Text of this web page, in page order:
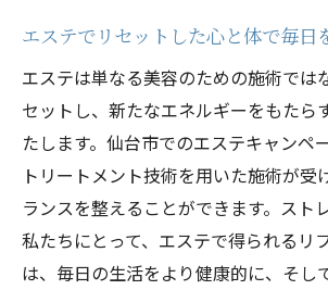
最新技術を駆使したフェイシ
ボディトリートメントで身
く
仙台市エステの先進的な技
美肌を目指す方へのおすす
フェイシャルとボディの相
を最大化
エステでリセットした心と体で毎日
エステは単なる美容のための施術では
セットし、新たなエネルギーをもたら
たします。仙台市でのエステキャンペ
トリートメント技術を用いた施術が受
ランスを整えることができます。スト
私たちにとって、エステで得られるリ
は、毎日の生活をより健康的に、そし